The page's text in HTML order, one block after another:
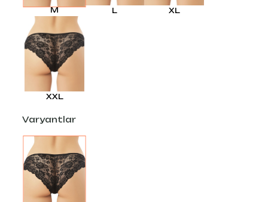
M L XL
XXL
Varyantlar